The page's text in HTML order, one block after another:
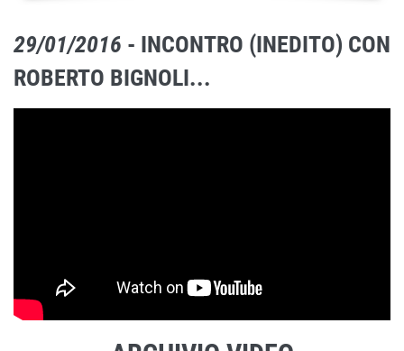
29/01/2016 - INCONTRO (INEDITO) CON
ROBERTO BIGNOLI...